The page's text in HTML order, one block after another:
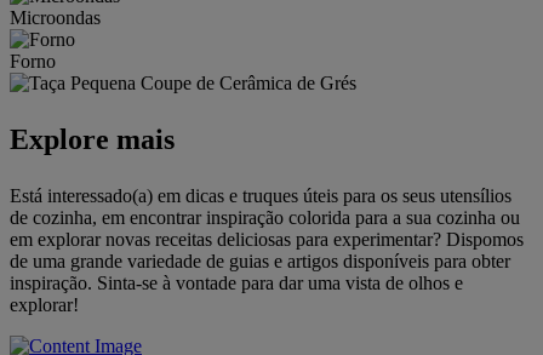
Microondas
Forno
Explore mais
Está interessado(a) em dicas e truques úteis para os seus utensílios
de cozinha, em encontrar inspiração colorida para a sua cozinha ou
em explorar novas receitas deliciosas para experimentar? Dispomos
de uma grande variedade de guias e artigos disponíveis para obter
inspiração. Sinta-se à vontade para dar uma vista de olhos e
explorar!